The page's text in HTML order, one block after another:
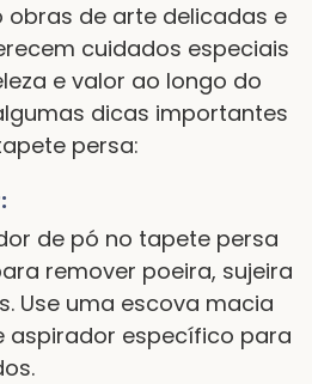
obras de arte delicadas e
cuidados especiais
e valor ao longo do
dicas importantes
persa:
de pó no tapete persa
remover poeira, sujeira
Use uma escova macia
aspirador específico para